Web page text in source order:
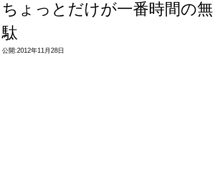
ちょっとだけが一番時間の無
駄
公開:2012年11月28日